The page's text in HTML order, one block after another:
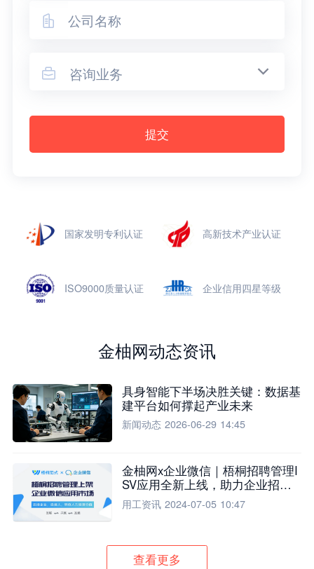

 咨询业务
提交
国家发明专利认证 高新技术产业认证
ISO9000质量认证 企业信用四星等级
金柚网动态资讯
具身智能下半场决胜关键：数据基
建平台如何撑起产业未来
新闻动态 2026-06-29 14:45
金柚网x企业微信｜梧桐招聘管理I
SV应用全新上线，助力企业招聘
流程全面升级
用工资讯 2024-07-05 10:47
查看更多